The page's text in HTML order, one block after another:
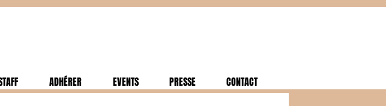
ADHÉRER EVENTS PRESSE CONTACT